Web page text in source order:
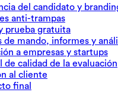
del candidato y
anti-trampas
prueba gratuita
de mando, informes y
a empresas y startups
calidad de la evaluación
al cliente
final